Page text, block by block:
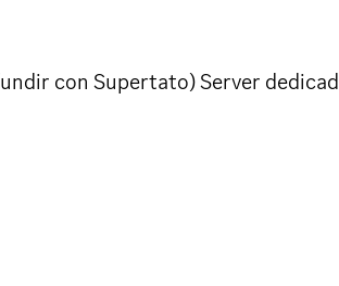
con Supertato) Server